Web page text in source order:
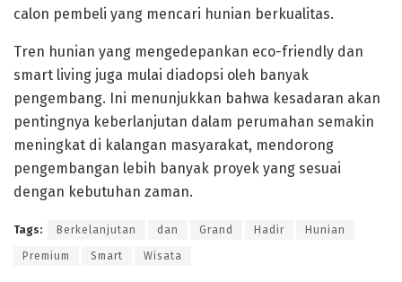
calon pembeli yang mencari hunian berkualitas.
Tren hunian yang mengedepankan eco-friendly dan
smart living juga mulai diadopsi oleh banyak
pengembang. Ini menunjukkan bahwa kesadaran akan
pentingnya keberlanjutan dalam perumahan semakin
meningkat di kalangan masyarakat, mendorong
pengembangan lebih banyak proyek yang sesuai
dengan kebutuhan zaman.
Tags: Berkelanjutan dan Grand Hadir Hunian
Premium Smart Wisata